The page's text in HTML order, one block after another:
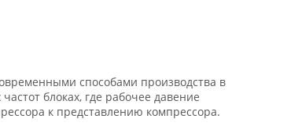
способами производства в
блоках, где рабочее давение
к представлению компрессора.